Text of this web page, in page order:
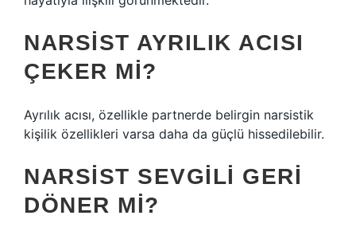
NARSIST AYRILIK ACISI
ÇEKER MI?
Ayrılık acısı, özellikle partnerde belirgin narsistik
kişilik özellikleri varsa daha da güçlü hissedilebilir.
NARSIST SEVGILI GERI
DÖNER MI?